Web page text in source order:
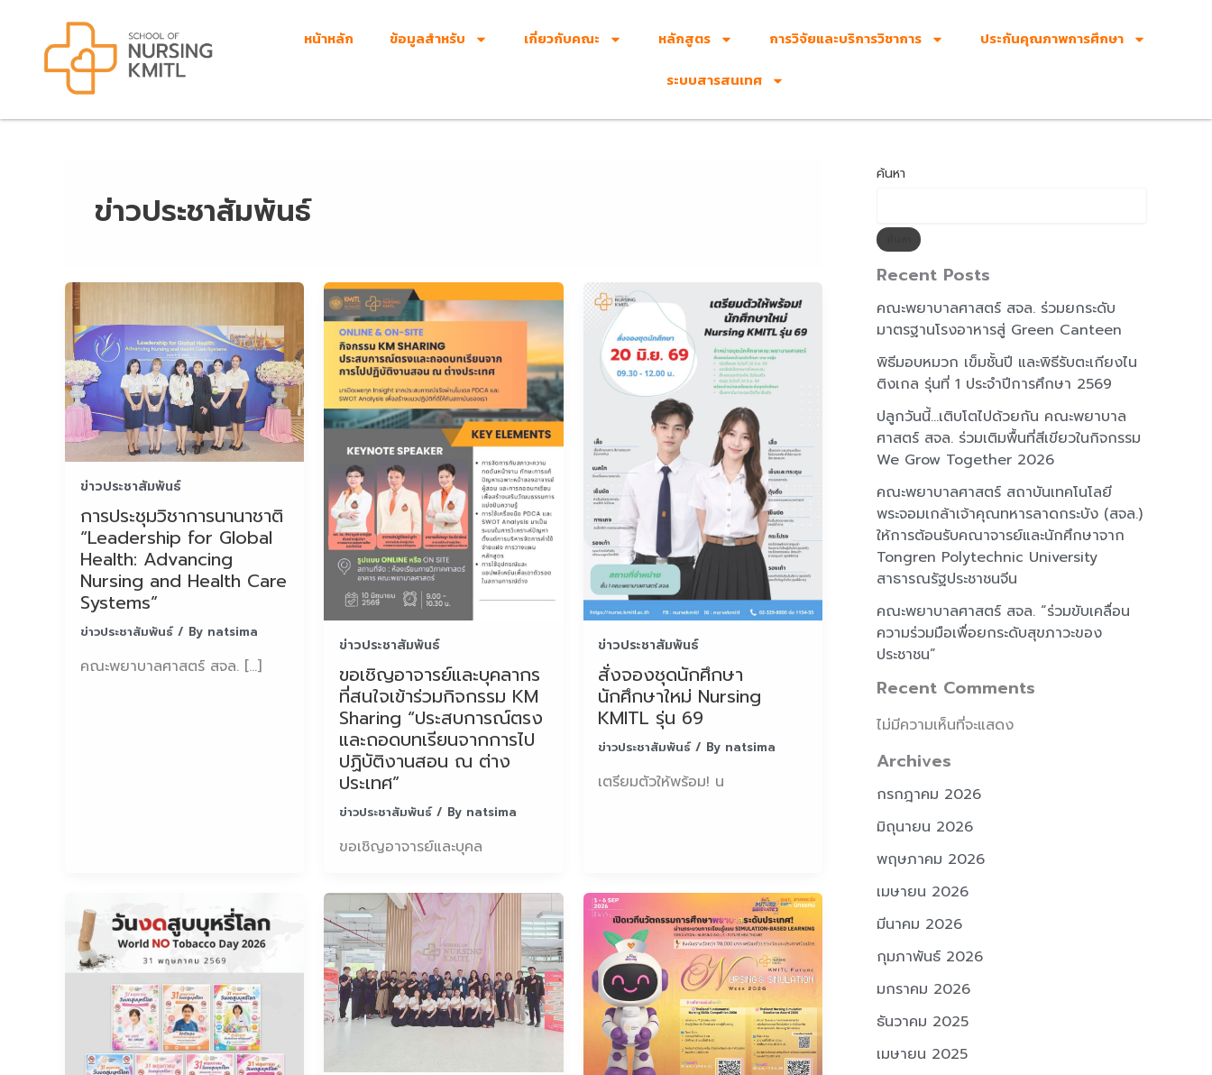
หน้าหลัก ข้อมูลสำหรับ เกี่ยวกับคณะ หลักสูตร การวิจัยและบริการวิชาการ
ประกันคุณภาพการศึกษา
ระบบสารสนเทศ
ข่าวประชาสัมพันธ์
ข่าวประชาสัมพันธ์
การประชุมวิชาการนานาชาติ
“Leadership for Global
Health: Advancing
Nursing and Health Care
Systems”
ข่าวประชาสัมพันธ์/ By natsima
คณะพยาบาลศาสตร์ สจล. […]
ข่าวประชาสัมพันธ์
ขอเชิญอาจารย์และบุคลากร
ที่สนใจเข้าร่วมกิจกรรม KM
Sharing “ประสบการณ์ตรง
และถอดบทเรียนจากการไป
ปฏิบัติงานสอน ณ ต่าง
ประเทศ”
ข่าวประชาสัมพันธ์/ By natsima
ขอเชิญอาจารย์และบุคล
ข่าวประชาสัมพันธ์
สั่งจองชุดนักศึกษา
นักศึกษาใหม่ Nursing
KMITL รุ่น 69
ข่าวประชาสัมพันธ์/ By natsima
เตรียมตัวให้พร้อม! น
ค้นหา
Recent Posts
คณะพยาบาลศาสตร์ สจล. ร่วมยกระดับ
มาตรฐานโรงอาหารสู่ Green Canteen
พิธีมอบหมวก เข็มชั้นปี และพิธีรับตะเกียงไน
ติงเกล รุ่นที่ 1 ประจำปีการศึกษา 2569
ปลูกวันนี้…เติบโตไปด้วยกัน คณะพยาบาล
ศาสตร์ สจล. ร่วมเติมพื้นที่สีเขียวในกิจกรรม
We Grow Together 2026
คณะพยาบาลศาสตร์ สถาบันเทคโนโลยี
พระจอมเกล้าเจ้าคุณทหารลาดกระบัง (สจล.)
ให้การต้อนรับคณาจารย์และนักศึกษาจาก
Tongren Polytechnic University
สาธารณรัฐประชาชนจีน
คณะพยาบาลศาสตร์ สจล. “ร่วมขับเคลื่อน
ความร่วมมือเพื่อยกระดับสุขภาวะของ
ประชาชน”
Recent Comments
ไม่มีความเห็นที่จะแสดง
Archives
กรกฎาคม 2026
มิถุนายน 2026
พฤษภาคม 2026
เมษายน 2026
มีนาคม 2026
กุมภาพันธ์ 2026
มกราคม 2026
ธันวาคม 2025
เมษายน 2025